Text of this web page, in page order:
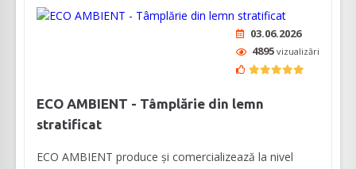
03.06.2026
4895 vizualizări
ECO AMBIENT - Tâmplărie din lemn
stratificat
ECO AMBIENT produce şi comercializează la nivel